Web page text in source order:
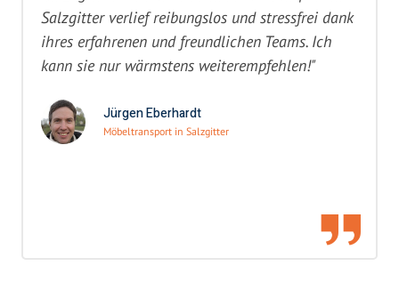
Salzgitter verlief reibungslos und stressfrei dank
ihres erfahrenen und freundlichen Teams. Ich
kann sie nur wärmstens weiterempfehlen!"
Jürgen Eberhardt
Möbeltransport in Salzgitter